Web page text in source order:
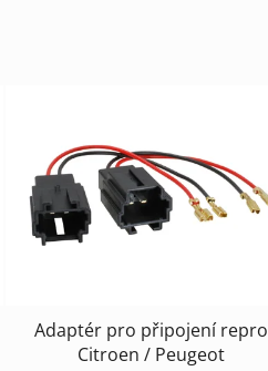
Adaptér pro připojení repro
Citroen / Peugeot